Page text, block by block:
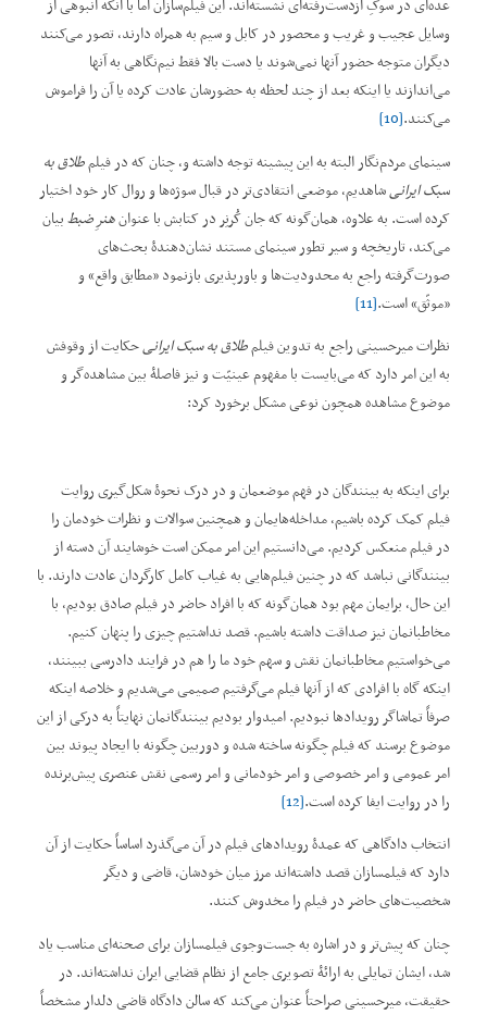
عده‌ای در سوگِ ازدست‌رفته‌ای نشسته‌اند. این فیلم‌سازان اما با آنکه انبوهی از
وسایل عجیب و غریب و محصور در کابل و سیم به همراه دارند، تصور می‌کنند
دیگران متوجه حضور آنها نمی‌شوند یا دست بالا فقط نیم‌نگاهی به آنها
می‌اندازند یا اینکه بعد از چند لحظه به حضورشان عادت کرده یا آن را فراموش
می‌کنند.[10]
سینمای مردم‌نگار البته به این پیشینه توجه داشته و، چنان ‌که در فیلمطلاق به
سبک ایرانیشاهدیم، موضعی انتقادی‌تر در قبال سوژه‌ها و روال کار خود اختیار
کرده است. به علاوه، همان‌گونه که جان کُرنِر در کتابش با عنوانهنرِ ضبطبیان
می‌کند، تاریخچه و سیر تطور سینمای مستند نشان‌دهندۀ بحث‌های
صورت‌گرفته راجع به محدودیت‌ها و باورپذیری بازنمود ”مطابق واقع“ و
”موثّق“ است.[11]
نظرات میرحسینی راجع‌ به تدوین فیلمطلاق به سبک ایرانیحکایت از وقوفش
به این امر دارد که می‌بایست با مفهوم عینیّت و نیز فاصلۀ بین مشاهده‌گر و
موضوع مشاهده همچون نوعی مشکل برخورد کرد:
برای اینکه به بینندگان در فهم موضعمان و در درک نحوۀ شکل‌گیری روایت
فیلم کمک کرده باشیم، مداخله‌هایمان و همچنین سوالات و نظرات خودمان را
در فیلم منعکس کردیم. می‌دانستیم این امر ممکن است خوشایند آن دسته از
بینندگانی نباشد که در چنین فیلم‌هایی به غیاب کامل کارگردان عادت دارند. با
این ‌حال، برایمان مهم بود همان‌گونه که با افراد حاضر در فیلم صادق بودیم، با
مخاطبانمان نیز صداقت داشته باشیم. قصد نداشتیم چیزی را پنهان کنیم.
می‌خواستیم مخاطبانمان نقش و سهم خود ما را هم در فرایند دادرسی ببینند،
اینکه گاه با افرادی که از آنها فیلم می‌گرفتیم صمیمی می‌‌شدیم و خلاصه اینکه
صرفاً تماشاگر رویدادها نبودیم. امیدوار بودیم بینندگانمان نهایتاً به درکی از این
موضوع برسند که فیلم چگونه ساخته شده و دوربین چگونه با ایجاد پیوند بین
امر عمومی و امر خصوصی و امر خودمانی و امر رسمی نقش عنصری پیش‌برنده
را در روایت ایفا کرده است.[12]
انتخاب دادگاهی که عمدۀ رویدادهای فیلم در آن می‌گذرد اساساً حکایت از آن
دارد که فیلمسازان قصد داشته‌اند مرز میان خودشان، قاضی و دیگر
شخصیت‌های حاضر در فیلم را مخدوش کنند.
چنان‌ که پیش‌تر و در اشاره به جست‌وجوی فیلمسازان برای صحنه‌ای مناسب یاد
شد، ایشان تمایلی به ارائۀ تصویری جامع از نظام قضایی ایران نداشته‌اند. در
حقیقت، میرحسینی صراحتاً عنوان می‌کند که سالن دادگاه قاضی دلدار مشخصاً